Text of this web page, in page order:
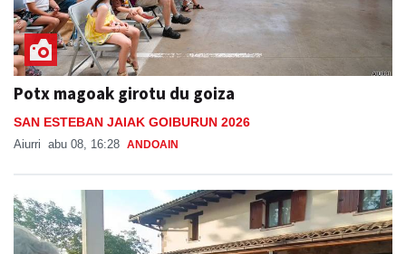
Potx magoak girotu du goiza
SAN ESTEBAN JAIAK GOIBURUN 2026
Aiurri abu 08, 16:28 ANDOAIN